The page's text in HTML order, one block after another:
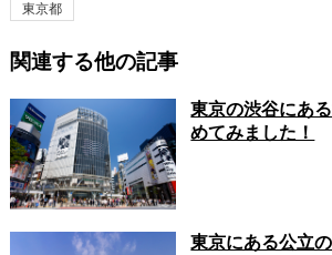
東京都
関連する他の記事
東京の渋谷にあ
めてみました！
東京にある公立